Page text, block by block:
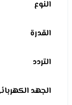
النوع
القدرة
التردد
الجهد